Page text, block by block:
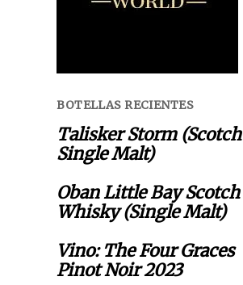
BOTELLAS RECIENTES
Talisker Storm (Scotch
Single Malt)
Oban Little Bay Scotch
Whisky (Single Malt)
Vino: The Four Graces
Pinot Noir 2023